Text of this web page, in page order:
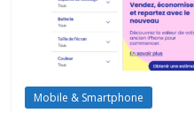
Mobile & Smartphone